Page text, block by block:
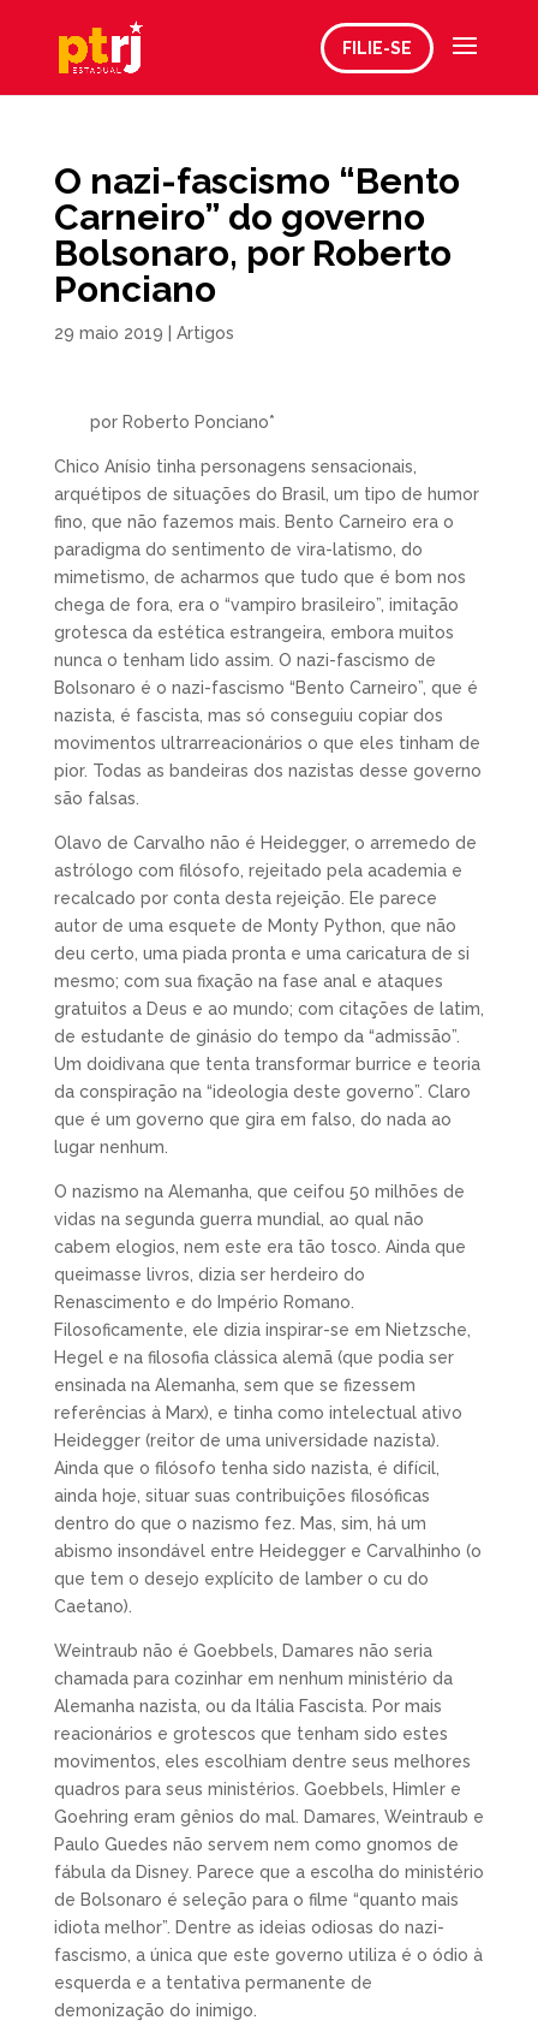
FILIE-SE
O nazi-fascismo “Bento
Carneiro” do governo
Bolsonaro, por Roberto
Ponciano
29 maio 2019 Artigos
por Roberto Ponciano*
Chico Anísio tinha personagens sensacionais,
arquétipos de situações do Brasil, um tipo de humor
fino, que não fazemos mais. Bento Carneiro era o
paradigma do sentimento de vira-latismo, do
mimetismo, de acharmos que tudo que é bom nos
chega de fora, era o “vampiro brasileiro”, imitação
grotesca da estética estrangeira, embora muitos
nunca o tenham lido assim. O nazi-fascismo de
Bolsonaro é o nazi-fascismo “Bento Carneiro”, que é
nazista, é fascista, mas só conseguiu copiar dos
movimentos ultrarreacionários o que eles tinham de
pior. Todas as bandeiras dos nazistas desse governo
são falsas.
Olavo de Carvalho não é Heidegger, o arremedo de
astrólogo com filósofo, rejeitado pela academia e
recalcado por conta desta rejeição. Ele parece
autor de uma esquete de Monty Python, que não
deu certo, uma piada pronta e uma caricatura de si
mesmo; com sua fixação na fase anal e ataques
gratuitos a Deus e ao mundo; com citações de latim,
de estudante de ginásio do tempo da “admissão”.
Um doidivana que tenta transformar burrice e teoria
da conspiração na “ideologia deste governo”. Claro
que é um governo que gira em falso, do nada ao
lugar nenhum.
O nazismo na Alemanha, que ceifou 50 milhões de
vidas na segunda guerra mundial, ao qual não
cabem elogios, nem este era tão tosco. Ainda que
queimasse livros, dizia ser herdeiro do
Renascimento e do Império Romano.
Filosoficamente, ele dizia inspirar-se em Nietzsche,
Hegel e na filosofia clássica alemã (que podia ser
ensinada na Alemanha, sem que se fizessem
referências à Marx), e tinha como intelectual ativo
Heidegger (reitor de uma universidade nazista).
Ainda que o filósofo tenha sido nazista, é difícil,
ainda hoje, situar suas contribuições filosóficas
dentro do que o nazismo fez. Mas, sim, há um
abismo insondável entre Heidegger e Carvalhinho (o
que tem o desejo explícito de lamber o cu do
Caetano).
Weintraub não é Goebbels, Damares não seria
chamada para cozinhar em nenhum ministério da
Alemanha nazista, ou da Itália Fascista. Por mais
reacionários e grotescos que tenham sido estes
movimentos, eles escolhiam dentre seus melhores
quadros para seus ministérios. Goebbels, Himler e
Goehring eram gênios do mal. Damares, Weintraub e
Paulo Guedes não servem nem como gnomos de
fábula da Disney. Parece que a escolha do ministério
de Bolsonaro é seleção para o filme “quanto mais
idiota melhor”. Dentre as ideias odiosas do nazi-
fascismo, a única que este governo utiliza é o ódio à
esquerda e a tentativa permanente de
demonização do inimigo.